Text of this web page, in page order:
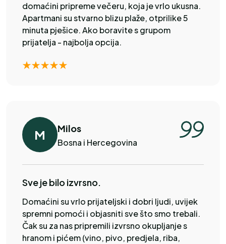
domaćini pripreme večeru, koja je vrlo ukusna.
Apartmani su stvarno blizu plaže, otprilike 5
minuta pješice. Ako boravite s grupom
prijatelja - najbolja opcija.
M Milos
Bosna i Hercegovina
Sve je bilo izvrsno.
Domaćini su vrlo prijateljski i dobri ljudi, uvijek
spremni pomoći i objasniti sve što smo trebali.
Čak su za nas pripremili izvrsno okupljanje s
hranom i pićem (vino, pivo, predjela, riba,